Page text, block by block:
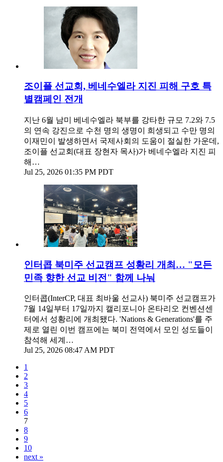
조이플 선교회, 베네수엘라 지진 피해 구호 특
별캠페인 전개
지난 6월 남미 베네수엘라 북부를 강타한 규모 7.2와 7.5
의 연속 강진으로 수천 명의 생명이 희생되고 수만 명의
이재민이 발생하면서 국제사회의 도움이 절실한 가운데,
조이플 선교회(대표 장현자 목사)가 베네수엘라 지진 피
해…
Jul 25, 2026 01:35 PM PDT
인터콥 북미주 선교캠프 성황리 개최… "모든
민족 향한 선교 비전" 함께 나눠
인터콥(InterCP, 대표 최바울 선교사) 북미주 선교캠프가
7월 14일부터 17일까지 캘리포니아 온타리오 컨벤션센
터에서 성황리에 개최됐다. 'Nations & Generations'를 주
제로 열린 이번 캠프에는 북미 전역에서 모인 성도들이
참석해 세계…
Jul 25, 2026 08:47 AM PDT
1
2
3
4
5
6
7
8
9
10
next »